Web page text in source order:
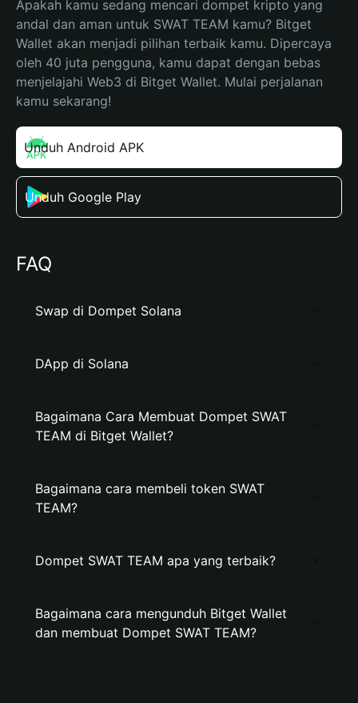
Apakah kamu sedang mencari dompet kripto yang
andal dan aman untuk SWAT TEAM kamu? Bitget
Wallet akan menjadi pilihan terbaik kamu. Dipercaya
oleh 40 juta pengguna, kamu dapat dengan bebas
menjelajahi Web3 di Bitget Wallet. Mulai perjalanan
kamu sekarang!
Unduh Android APK
Unduh Google Play
FAQ
Swap di Dompet Solana
DApp di Solana
Bagaimana Cara Membuat Dompet SWAT
TEAM di Bitget Wallet?
Bagaimana cara membeli token SWAT
TEAM?
Dompet SWAT TEAM apa yang terbaik?
Bagaimana cara mengunduh Bitget Wallet
dan membuat Dompet SWAT TEAM?